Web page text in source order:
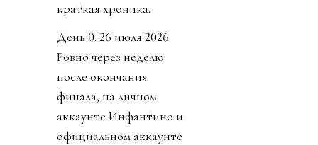
краткая хроника.
День 0. 26 июля 2026.
Ровно через неделю
после окончания
финала, на личном
аккаунте Инфантино и
официальном аккаунте